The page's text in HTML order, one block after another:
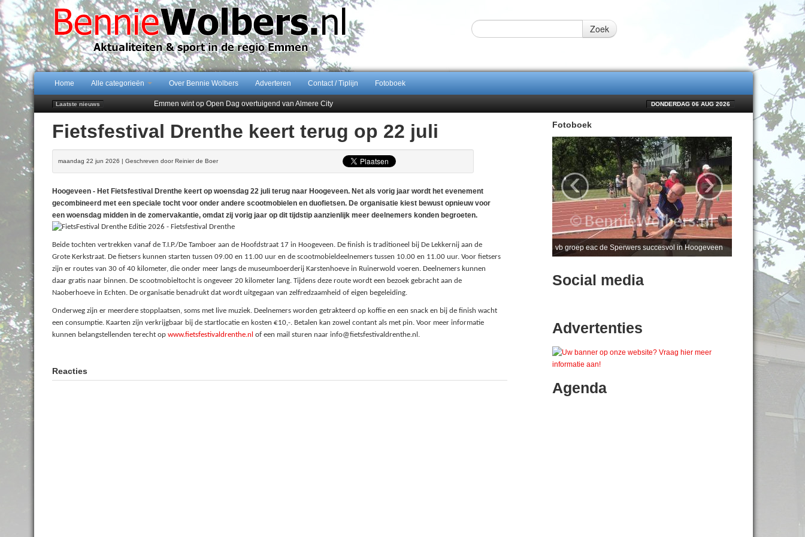
Zoek
Home Alle categorieën Over Bennie Wolbers Adverteren Contact / Tiplijn Fotoboek
Laatste nieuws
Emmen wint op Open Dag overtuigend van Almere City
Jubileumfeest 35 jaar De Amer
Hunzeloopwandeltocht keert op 19 september 2026 terug naar Zuidlaren
102 kaarsen voor eeuwling Mieke Sijbom-Maatje
DONDERDAG 06 AUG 2026
Fietsfestival Drenthe keert terug op 22 juli
maandag 22 jun 2026 | Geschreven door Reinier de Boer
Hoogeveen - Het Fietsfestival Drenthe keert op woensdag 22 juli terug naar Hoogeveen. Net als vorig jaar wordt het evenement
gecombineerd met een speciale tocht voor onder andere scootmobielen en duofietsen. De organisatie kiest bewust opnieuw voor
een woensdag midden in de zomervakantie, omdat zij vorig jaar op dit tijdstip aanzienlijk meer deelnemers konden begroeten.
Beide tochten vertrekken vanaf de T.I.P./De Tamboer aan de Hoofdstraat 17 in Hoogeveen. De finish is traditioneel bij De Lekkernij aan de
Grote Kerkstraat. De fietsers kunnen starten tussen 09.00 en 11.00 uur en de scootmobieldeelnemers tussen 10.00 en 11.00 uur. Voor fietsers
zijn er routes van 30 of 40 kilometer, die onder meer langs de museumboerderij Karstenhoeve in Ruinerwold voeren. Deelnemers kunnen
daar gratis naar binnen. De scootmobieltocht is ongeveer 20 kilometer lang. Tijdens deze route wordt een bezoek gebracht aan de
Naoberhoeve in Echten. De organisatie benadrukt dat wordt uitgegaan van zelfredzaamheid of eigen begeleiding.
Onderweg zijn er meerdere stopplaatsen, soms met live muziek. Deelnemers worden getrakteerd op koffie en een snack en bij de finish wacht
een consumptie. Kaarten zijn verkrijgbaar bij de startlocatie en kosten €10,-. Betalen kan zowel contant als met pin. Voor meer informatie
kunnen belangstellenden terecht op www.fietsfestivaldrenthe.nl of een mail sturen naar info@fietsfestivaldrenthe.nl.
Reacties
Fotoboek
vb groep eac de Sperwers succesvol in Hoogeveen
‹ ›
Social media
Advertenties
Agenda